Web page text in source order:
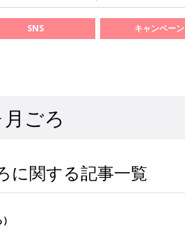
SNS キャンペーン
ごろ
に関する記事一覧